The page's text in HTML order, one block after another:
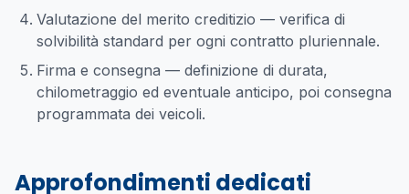
Valutazione del merito creditizio — verifica di
solvibilità standard per ogni contratto pluriennale.
Firma e consegna — definizione di durata,
chilometraggio ed eventuale anticipo, poi consegna
programmata dei veicoli.
Approfondimenti dedicati